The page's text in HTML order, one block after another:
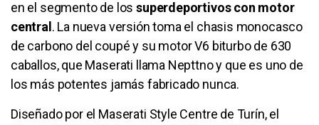
en el segmento de lossuperdeportivos con motor
central . La nueva versión toma el chasis monocasco
de carbono del coupé y su motor V6 biturbo de 630
caballos, que Maserati llama Nepttno y que es uno de
los más potentes jamás fabricado nunca.
Diseñado por el Maserati Style Centre de Turín, el